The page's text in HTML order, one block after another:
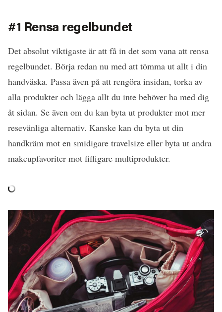
#1 Rensa regelbundet
Det absolut viktigaste är att få in det som vana att rensa
regelbundet. Börja redan nu med att tömma ut allt i din
handväska. Passa även på att rengöra insidan, torka av
alla produkter och lägga allt du inte behöver ha med dig
åt sidan. Se även om du kan byta ut produkter mot mer
resevänliga alternativ. Kanske kan du byta ut din
handkräm mot en smidigare travelsize eller byta ut andra
makeupfavoriter mot fiffigare multiprodukter.